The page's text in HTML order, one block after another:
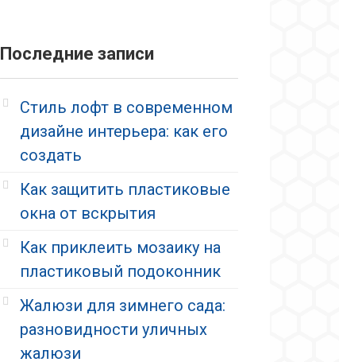
Последние записи
Стиль лофт в современном
дизайне интерьера: как его
создать
Как защитить пластиковые
окна от вскрытия
Как приклеить мозаику на
пластиковый подоконник
Жалюзи для зимнего сада:
разновидности уличных
жалюзи